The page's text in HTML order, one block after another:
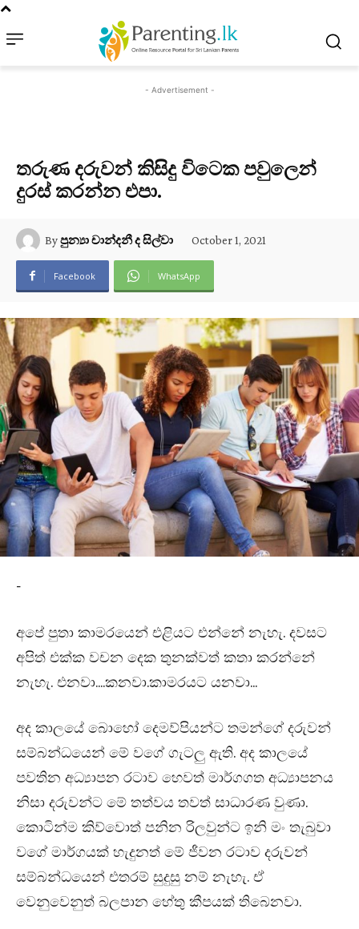
- Advertisement -
තරුණ දරුවන් කිසිදු විටෙක පවුලෙන්
දුරස් කරන්න එපා.
Byපුන්‍යා චාන්දනී ද සිල්වා October 1, 2021
Facebook WhatsApp
-
අපේ පුතා කාමරයෙන් එළියට එන්නේ නැහැ. දවසට
අපිත් එක්ක වචන දෙක තුනක්වත් කතා කරන්නේ
නැහැ. එනවා….කනවා.කාමරයට යනවා…
අද කාලයේ බොහෝ දෙමව්පියන්ට තමන්ගේ දරුවන්
සම්බන්ධයෙන් මේ වගේ ගැටලු ඇති. අද කාලයේ
පවතින අධ්‍යාපන රටාව හෙවත් මාර්ගගත අධ්‍යාපනය
නිසා දරුවන්ට මේ තත්වය තවත් සාධාරණ වුණා.
කොටින්ම කිව්වොත් පනින රිලවුන්ට ඉනි මං තැබුවා
වගේ මාර්ගයක් හැදුනත් මේ ජීවන රටාව දරුවන්
සම්බන්ධයෙන් එතරම් සුදුසු නම් නැහැ. ඒ
වෙනුවෙනුත් බලපාන හේතු කීපයක් තිබෙනවා.